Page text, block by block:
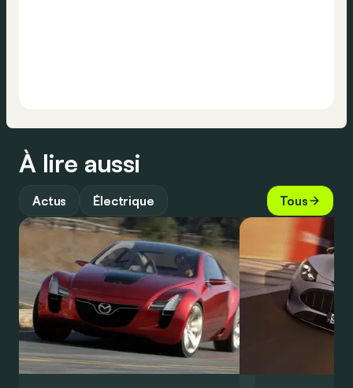
À lire aussi
Actus Électrique Tous